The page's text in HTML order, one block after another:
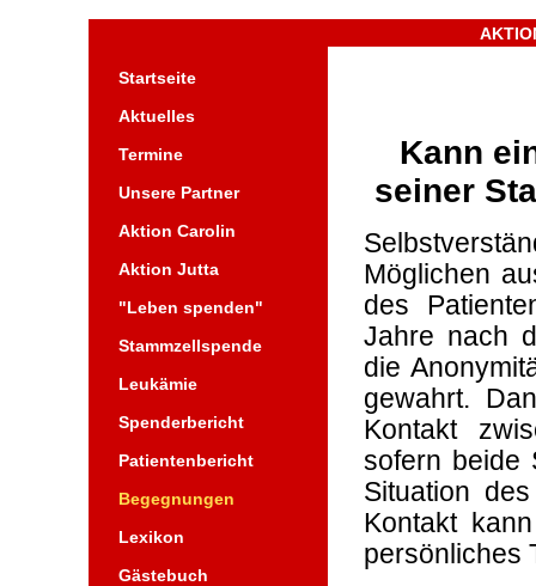
Startseite
Aktuelles
Termine
Unsere Partner
Aktion Carolin
Aktion Jutta
"Leben spenden"
Stammzellspende
Leukämie
Spenderbericht
Patientenbericht
Begegnungen
Lexikon
Gästebuch
Kann
seiner
Möglichen
des
Jahre nach
die
gewahrt.
Kontakt
sofern beide
Situation
Kontakt
persönliches